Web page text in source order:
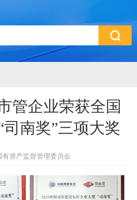
管企业荣获全国
南奖”三项大奖
资产监督管理委员会